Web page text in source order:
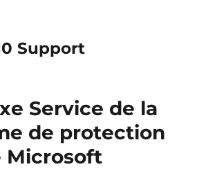
Support
Service de la
de protection
Microsoft